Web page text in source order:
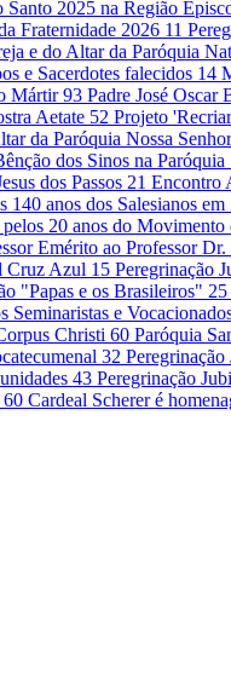
Santo 2025 na Região
Fraternidade 2026 11
e do Altar da Paróquia
e Sacerdotes falecidos 14
Mártir93 Padre José Oscar
Aetate 52 Projeto
da Paróquia Nossa
dos Sinos na Paróquia
dos Passos 21 Encontro
140 anos dos Salesianos em
20 anos do Movimento
Emérito ao Professor
Cruz Azul 15 Peregrinação
"Papas e os Brasileiros" 25
Seminaristas e
Christi 60 Paróquia
32
43 Peregrinação
60 Cardeal Scherer é